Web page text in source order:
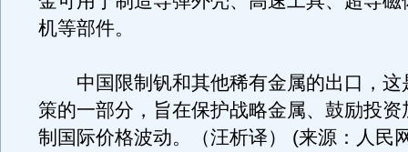
机等部件。
中国限制钒和其他稀有金属的出口，这
策的一部分，旨在保护战略金属、鼓励投资
制国际价格波动。（汪析译） (来源：人民